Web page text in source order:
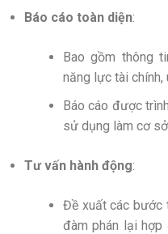
Báo cáo toàn diện:
Bao gồm thông
năng lực tài chính,
Báo cáo được
sử dụng làm cơ
Tư vấn hành động:
Đề xuất các bước
đàm phán lại hợp